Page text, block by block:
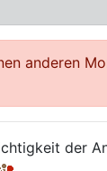
anderen
der